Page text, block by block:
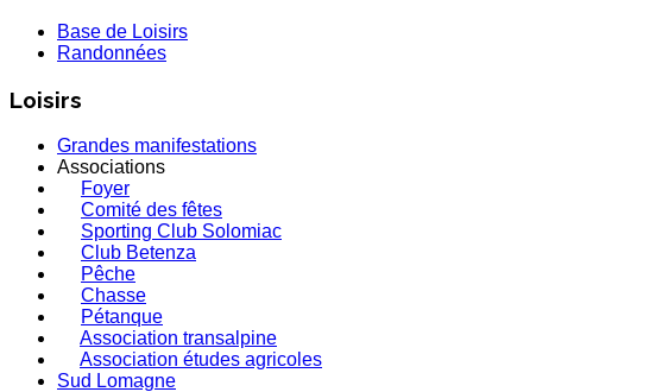
Base de Loisirs
Randonnées
Loisirs
Grandes manifestations
Associations
Foyer
Comité des fêtes
Sporting Club Solomiac
Club Betenza
Pêche
Chasse
Pétanque
Association transalpine
Association études agricoles
Sud Lomagne